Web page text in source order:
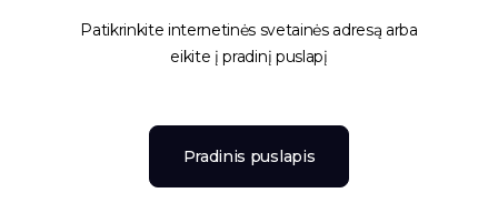
Patikrinkite internetinės svetainės adresą arba
eikite į pradinį puslapį
Pradinis puslapis